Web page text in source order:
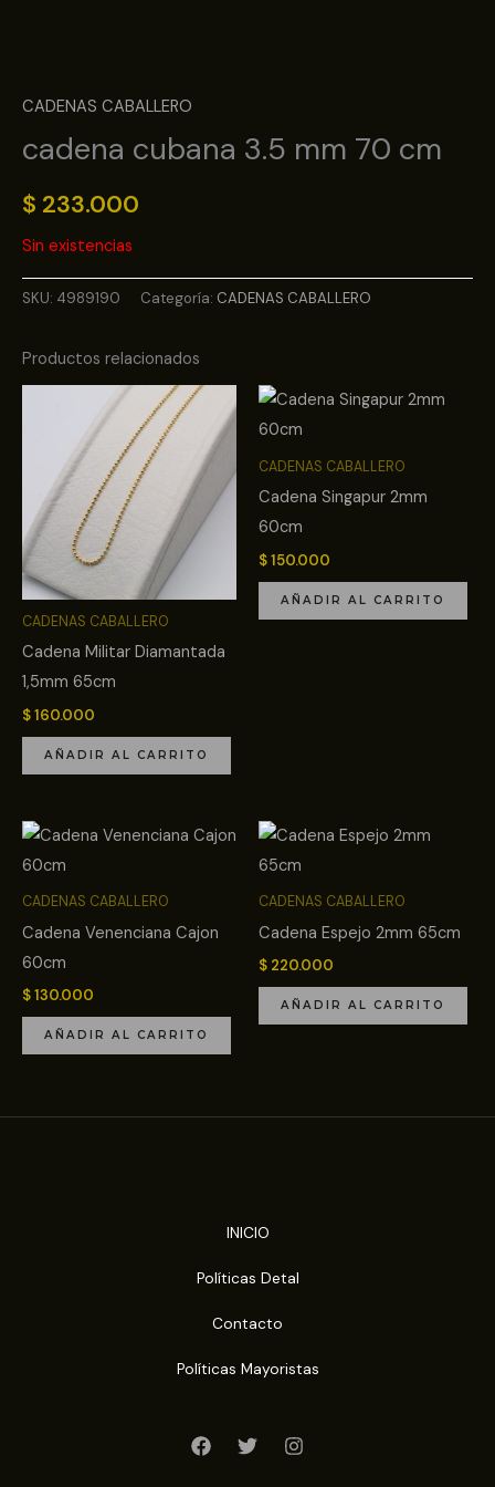
CADENAS CABALLERO
cadena cubana 3.5 mm 70 cm
$ 233.000
Sin existencias
SKU: 4989190 Categoría: CADENAS CABALLERO
Productos relacionados
CADENAS CABALLERO
Cadena Militar Diamantada
1,5mm 65cm
$160.000
AÑADIR AL CARRITO
CADENAS CABALLERO
Cadena Singapur 2mm
60cm
$150.000
AÑADIR AL CARRITO
CADENAS CABALLERO
Cadena Venenciana Cajon
60cm
$130.000
AÑADIR AL CARRITO
CADENAS CABALLERO
Cadena Espejo 2mm 65cm
$ 220.000
AÑADIR AL CARRITO
INICIO
Políticas Detal
Contacto
Políticas Mayoristas